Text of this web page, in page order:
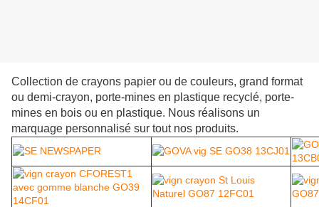
Collection de crayons papier ou de couleurs, grand format
ou demi-crayon, porte-mines en plastique recyclé, porte-
mines en bois ou en plastique. Nous réalisons un
marquage personnalisé sur tout nos produits.